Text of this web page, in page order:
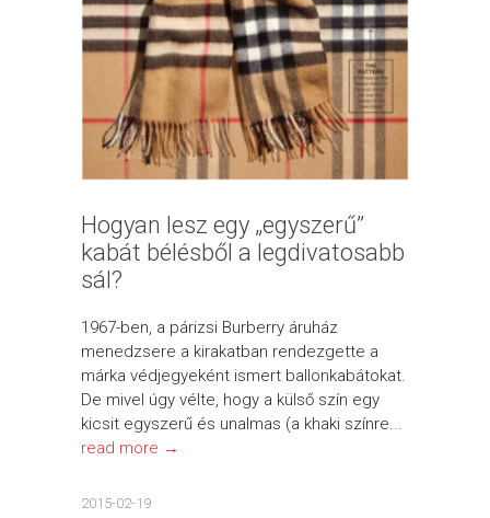
Hogyan lesz egy „egyszerű”
kabát bélésből a legdivatosabb
sál?
1967-ben, a párizsi Burberry áruház
menedzsere a kirakatban rendezgette a
márka védjegyeként ismert ballonkabátokat.
De mivel úgy vélte, hogy a külső szín egy
kicsit egyszerű és unalmas (a khaki színre...
read more →
2015-02-19